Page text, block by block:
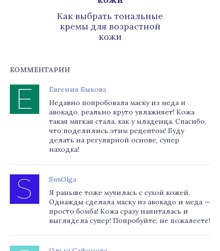
Как выбрать тональные
кремы для возрастной
кожи
КОММЕНТАРИИ
Евгения Быкова
Недавно попробовала маску из меда и
авокадо, реально круто увлажняет! Кожа
такая мягкая стала, как у младенца. Спасибо,
что поделились этим рецептом! Буду
делать на регулярной основе, супер
находка!
SunOlga
Я раньше тоже мучилась с сухой кожей.
Однажды сделала маску из авокадо и меда —
просто бомба! Кожа сразу напиталась и
выглядела супер! Попробуйте, не пожалеете!